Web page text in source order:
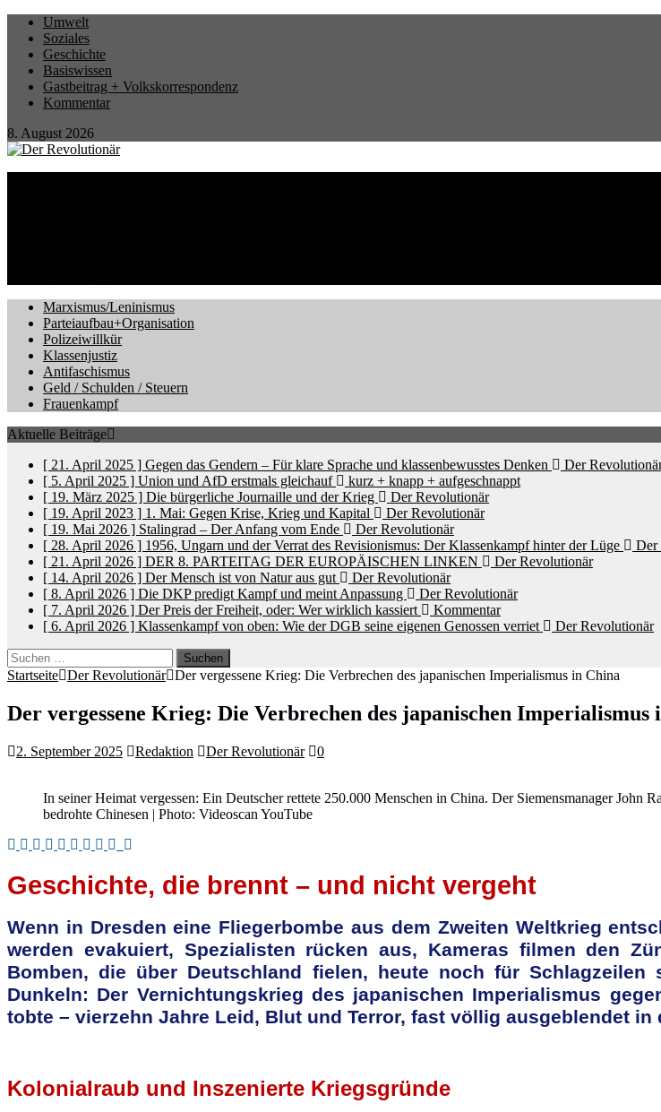
Umwelt
Soziales
Geschichte
Basiswissen
Gastbeitrag + Volkskorrespondenz
Kommentar
8. August 2026
Marxismus/Leninismus
Parteiaufbau+Organisation
Polizeiwillkür
Klassenjustiz
Antifaschismus
Geld / Schulden / Steuern
Frauenkampf
Aktuelle Beiträge
[ 21. April 2025 ] Gegen das Gendern – Für klare Sprache und klassenbewusstes Denken
Der
[ 5. April 2025 ] Union und AfD erstmals gleichauf
kurz + knapp + aufgeschnappt
[ 19. März 2025 ] Die bürgerliche Journaille und der Krieg
Der Revolutionär
[ 19. April 2023 ] 1. Mai: Gegen Krise, Krieg und Kapital
Der Revolutionär
[ 19. Mai 2026 ] Stalingrad – Der Anfang vom Ende
Der Revolutionär
[ 28. April 2026 ] 1956, Ungarn und der Verrat des Revisionismus: Der Klassenkampf hinter der Lüge
Der
[ 21. April 2026 ] DER 8. PARTEITAG DER EUROPÄISCHEN LINKEN
Der Revolutionär
[ 14. April 2026 ] Der Mensch ist von Natur aus gut
Der Revolutionär
[ 8. April 2026 ] Die DKP predigt Kampf und meint Anpassung
Der Revolutionär
[ 7. April 2026 ] Der Preis der Freiheit, oder: Wer wirklich kassiert
Kommentar
[ 6. April 2026 ] Klassenkampf von oben: Wie der DGB seine eigenen Genossen verriet
Der Revolutionär
Suchen
nach:
Startseite Der Revolutionär Der vergessene Krieg: Die Verbrechen des japanischen Imperialismus in China
Der vergessene Krieg: Die Verbrechen des japanischen Imperialismus
2. September 2025 Redaktion Der Revolutionär 0
In seiner Heimat vergessen: Ein Deutscher rettete 250.000 Menschen in China. Der Siemensmanager John
bedrohte Chinesen | Photo: Videoscan YouTube
Geschichte, die brennt – und nicht vergeht
Wenn in Dresden eine Fliegerbombe aus dem Zweiten Weltkrieg
werden evakuiert, Spezialisten rücken aus, Kameras filmen den
Bomben, die über Deutschland fielen, heute noch für
Dunkeln: Der Vernichtungskrieg des japanischen Imperialismus
tobte – vierzehn Jahre Leid, Blut und Terror, fast völlig ausgeblendet
Kolonialraub und Inszenierte Kriegsgründe